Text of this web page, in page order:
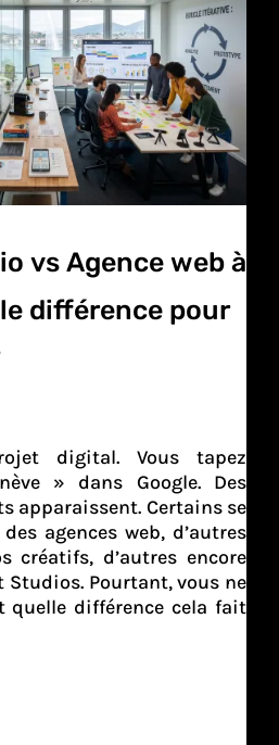
vs Agence web à
différence pour
digital. Vous tapez
» dans Google. Des
apparaissent. Certains se
agences web, d’autres
créatifs, d’autres encore
Studios. Pourtant, vous ne
quelle différence cela fait